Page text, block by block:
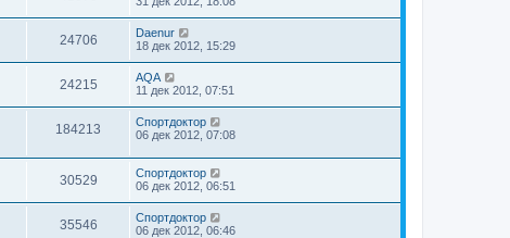
24706
Daenur
18 дек 2012, 15:29
24215
AQA
11 дек 2012, 07:51
184213
Спортдоктор
06 дек 2012, 07:08
30529
Спортдоктор
06 дек 2012, 06:51
35546
Спортдоктор
06 дек 2012, 06:46